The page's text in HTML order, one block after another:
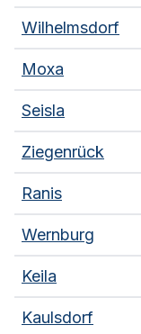
Wilhelmsdorf
Moxa
Seisla
Ziegenrück
Ranis
Wernburg
Keila
Kaulsdorf